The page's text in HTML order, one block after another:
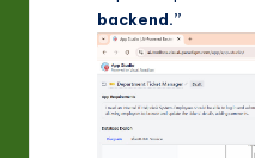
backend.”